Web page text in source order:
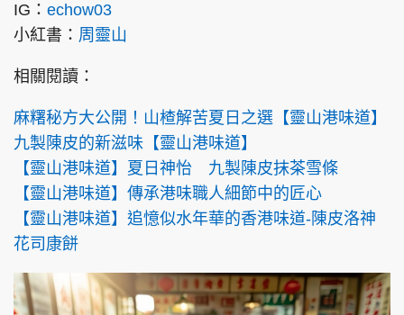
IG： echow03
小紅書： 周靈山
相關閱讀：
麻糬秘方大公開！山楂解苦夏日之選【靈山港味道】
九製陳皮的新滋味【靈山港味道】
【靈山港味道】夏日神怡 九製陳皮抹茶雪條
【靈山港味道】傳承港味職人細節中的匠心
【靈山港味道】追憶似水年華的香港味道-陳皮洛神
花司康餅